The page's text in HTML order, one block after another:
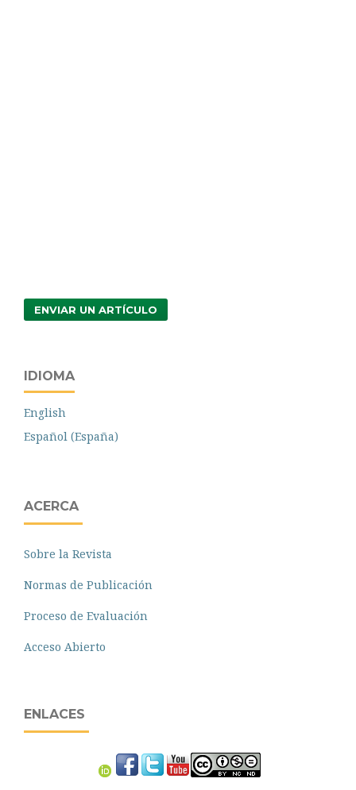
ENVIAR UN ARTÍCULO
IDIOMA
English
Español (España)
ACERCA
Sobre la Revista
Normas de Publicación
Proceso de Evaluación
Acceso Abierto
ENLACES